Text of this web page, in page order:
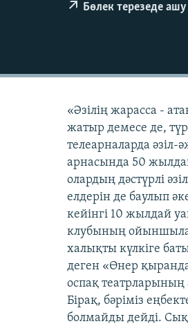
Бөлек терезеде ашу
«Әзілің жарасса -
жатыр демесе де,
телеарналарда әзіл-
арнасында 50
олардың дәстүрлі
елдерін де баулып
кейінгі 10 жылдай
клубының
халықты күлкіге
деген «Өнер
оспақ театрларының
Бірақ, бәріміз
болмайды дейді.